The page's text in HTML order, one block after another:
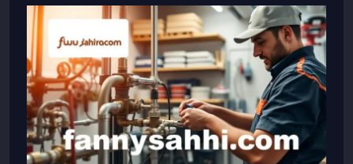
فنى
صحى
جمعية
ابو
فطيرة
50267365